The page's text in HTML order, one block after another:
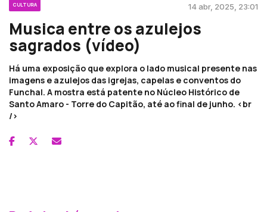
CULTURA 14 abr, 2025, 23:01
Musica entre os azulejos
sagrados (vídeo)
Há uma exposição que explora o lado musical presente nas
imagens e azulejos das igrejas, capelas e conventos do
Funchal. A mostra está patente no Núcleo Histórico de
Santo Amaro - Torre do Capitão, até ao final de junho. <br
/>